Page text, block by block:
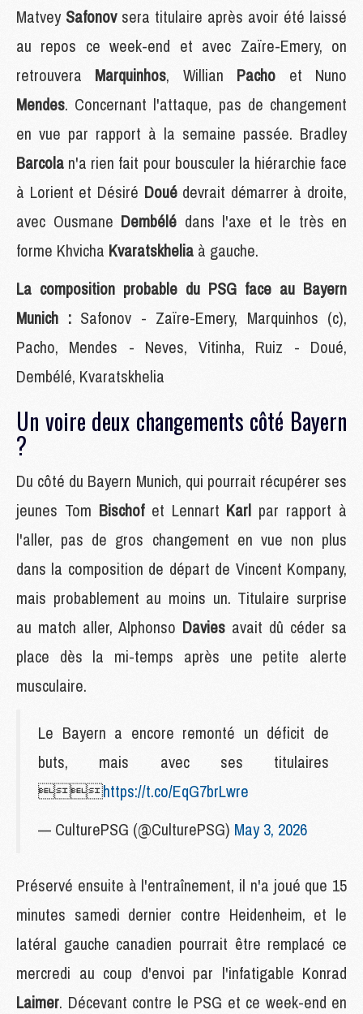
Matvey Safonov sera titulaire après avoir été laissé
au repos ce week-end et avec Zaïre-Emery, on
retrouvera Marquinhos, Willian Pacho et Nuno
Mendes. Concernant l'attaque, pas de changement
en vue par rapport à la semaine passée. Bradley
Barcola n'a rien fait pour bousculer la hiérarchie face
à Lorient et Désiré Doué devrait démarrer à droite,
avec Ousmane Dembélé dans l'axe et le très en
forme Khvicha Kvaratskhelia à gauche.
La composition probable du PSG face au Bayern
Munich :Safonov - Zaïre-Emery, Marquinhos (c),
Pacho, Mendes - Neves, Vitinha, Ruiz - Doué,
Dembélé, Kvaratskhelia
Un voire deux changements côté Bayern
?
Du côté du Bayern Munich, qui pourrait récupérer ses
jeunes Tom Bischof et Lennart Karl par rapport à
l'aller, pas de gros changement en vue non plus
dans la composition de départ de Vincent Kompany,
mais probablement au moins un. Titulaire surprise
au match aller, Alphonso Davies avait dû céder sa
place dès la mi-temps après une petite alerte
musculaire.
Le Bayern a encore remonté un déficit de
buts, mais avec ses titulaires
https://t.co/EqG7brLwre
— CulturePSG (@CulturePSG) May 3, 2026
Préservé ensuite à l'entraînement, il n'a joué que 15
minutes samedi dernier contre Heidenheim, et le
latéral gauche canadien pourrait être remplacé ce
mercredi au coup d'envoi par l'infatigable Konrad
Laimer. Décevant contre le PSG et ce week-end en